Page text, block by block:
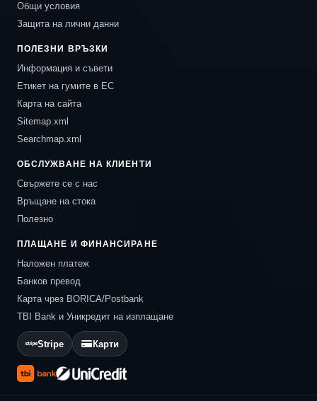
Общи условия
Защита на лични данни
ПОЛЕЗНИ ВРЪЗКИ
Информация и съвети
Етикет на гумите в ЕС
Карта на сайта
Sitemap.xml
Searchmap.xml
ОБСЛУЖВАНЕ НА КЛИЕНТИ
Свържете се с нас
Връщане на стока
Полезно
ПЛАЩАНЕ И ФИНАНСИРАНЕ
Наложен платеж
Банков превод
Карта чрез BORICA/Postbank
TBI Bank и Уникредит на изплащане
Stripe Карти